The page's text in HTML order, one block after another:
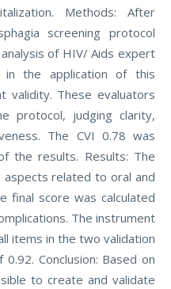
Methods: After
screening protocol
of HIV/ Aids expert
in the application of this
validity. These evaluators
protocol, judging clarity,
The CVI 0.78 was
the results. Results: The
related to oral and
final score was calculated
The instrument
items in the two validation
Conclusion: Based on
to create and validate